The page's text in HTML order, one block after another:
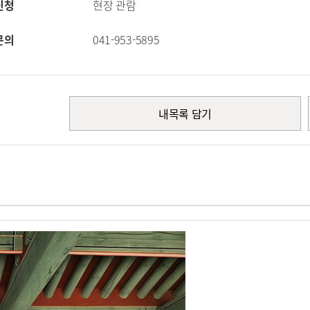
청 현장 관람
의 041-953-5895
내목록 담기